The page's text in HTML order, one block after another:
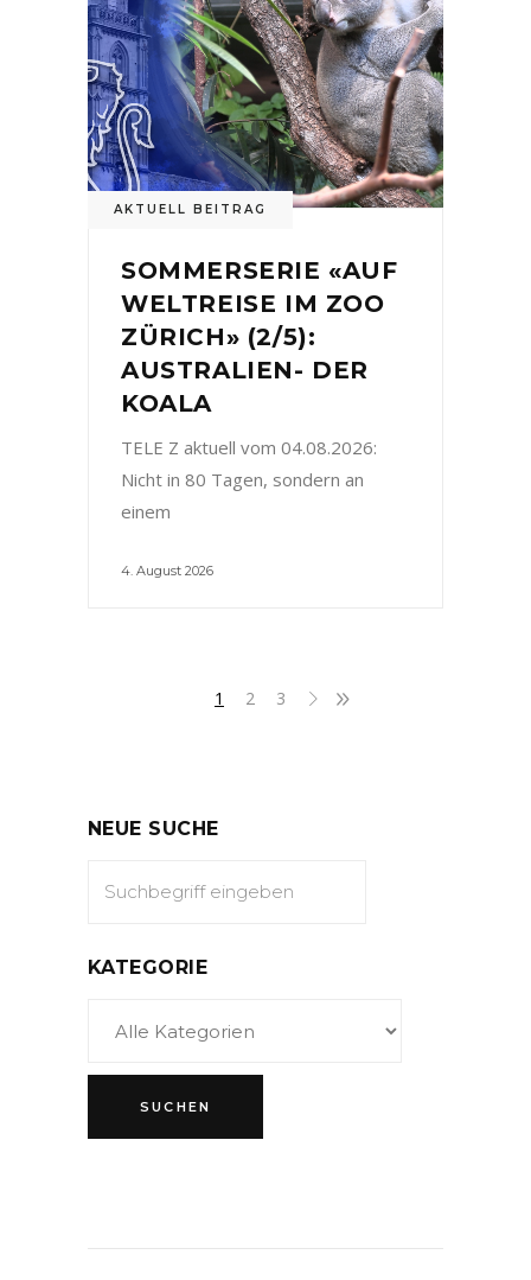
AKTUELL BEITRAG
SOMMERSERIE «AUF
WELTREISE IM ZOO
ZÜRICH» (2/5):
AUSTRALIEN- DER
KOALA
TELE Z aktuell vom 04.08.2026:
Nicht in 80 Tagen, sondern an
einem
4. August 2026
1 2 3
NEUE SUCHE
KATEGORIE